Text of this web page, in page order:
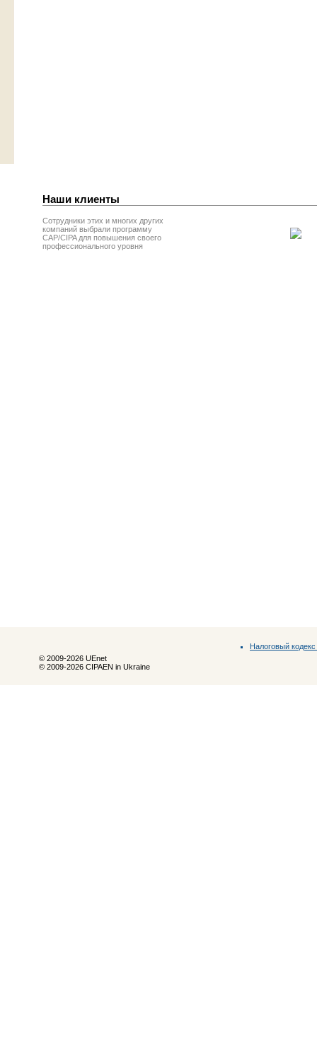
Наши клиенты
Сотрудники этих и многих других
компаний выбрали программу
CAP/CIPA для повышения своего
профессионального уровня
© 2009-2026 UEnet
© 2009-2026 CIPAEN in Ukraine
Налоговый